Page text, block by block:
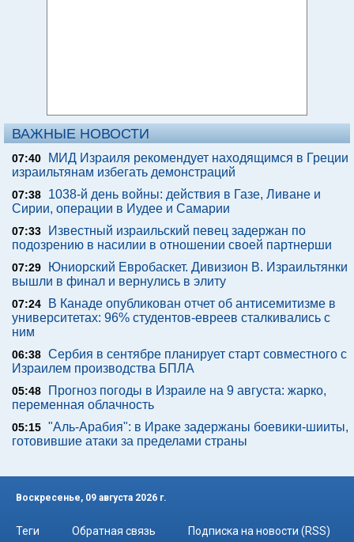
ВАЖНЫЕ НОВОСТИ
07:40
МИД Израиля рекомендует находящимся в Греции
израильтянам избегать демонстраций
07:38
1038-й день войны: действия в Газе, Ливане и
Сирии, операции в Иудее и Самарии
07:33
Известный израильский певец задержан по
подозрению в насилии в отношении своей партнерши
07:29
Юниорский Евробаскет. Дивизион В. Израильтянки
вышли в финал и вернулись в элиту
07:24
В Канаде опубликован отчет об антисемитизме в
университетах: 96% студентов-евреев сталкивались с
ним
06:38 Сербия в сентябре планирует старт совместного с
Израилем производства БПЛА
05:48
Прогноз погоды в Израиле на 9 августа: жарко,
переменная облачность
05:15 "Аль-Арабия": в Ираке задержаны боевики-шииты,
готовившие атаки за пределами страны
Воскресенье, 09 августа 2026 г.
Теги Обратная связь Подписка на новости (RSS)